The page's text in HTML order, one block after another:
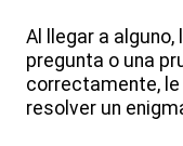
Al llegar a
pregunta o una
correctamente,
resolver un